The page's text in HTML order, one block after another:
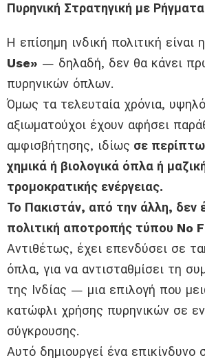
Πυρηνική Στρατηγική με
Η επίσημη ινδική πολιτική είναι η
Use» — δηλαδή, δεν θα κάνει
πυρηνικών όπλων.
Όμως τα τελευταία χρόνια,
αξιωματούχοι έχουν αφήσει
αμφισβήτησης, ιδίως σε
χημικά ή βιολογικά όπλα ή
τρομοκρατικής ενέργειας.
Το Πακιστάν, από την άλλη, δεν
πολιτική αποτροπής τύπου No
Αντιθέτως, έχει επενδύσει σε
όπλα, για να αντισταθμίσει τη
της Ινδίας — μια επιλογή που
κατώφλι χρήσης πυρηνικών σε
σύγκρουσης.
Αυτό δημιουργεί ένα επικίνδυνο